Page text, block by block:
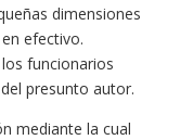
dimensiones
efectivo.
funcionarios
presunto autor.
mediante la cual